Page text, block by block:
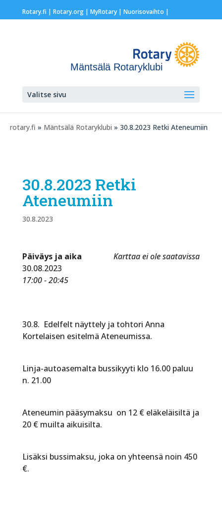
Rotary.fi | Rotary.org| MyRotary | Nuorisovaihto |
Mäntsälä Rotaryklubi
Valitse sivu
rotary.fi » Mäntsälä Rotaryklubi » 30.8.2023 Retki Ateneumiin
30.8.2023 Retki
Ateneumiin
30.8.2023
Karttaa ei ole saatavissa
Päiväys ja aika
30.08.2023
17:00 - 20:45
30.8. Edelfelt näyttely ja tohtori Anna
Kortelaisen esitelmä Ateneumissa.
Linja-autoasemalta bussikyyti klo 16.00 paluu
n. 21.00
Ateneumin pääsymaksu on 12 € eläkeläisiltä ja
20 € muilta aikuisilta.
Lisäksi bussimaksu, joka on yhteensä noin 450
€.